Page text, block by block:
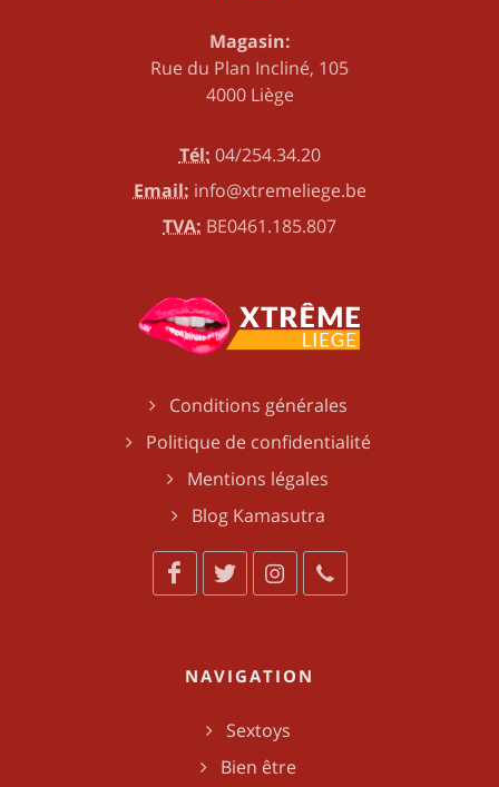
Magasin:
Rue du Plan Incliné, 105
4000 Liège
Tél: 04/254.34.20
Email: info@xtremeliege.be
TVA: BE0461.185.807
Conditions générales
Politique de confidentialité
Mentions légales
Blog Kamasutra
NAVIGATION
Sextoys
Bien être